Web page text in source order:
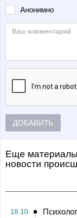
Анонимно
ДОБАВИТЬ
Еще материалы
Новости
18:10